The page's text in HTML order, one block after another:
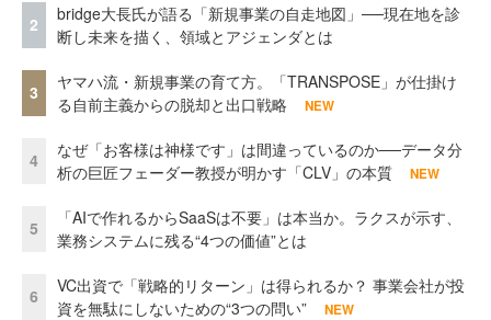
2
bridge大長氏が語る「新規事業の自走地図」──現在地を診
断し未来を描く、領域とアジェンダとは
3
ヤマハ流・新規事業の育て方。「TRANSPOSE」が仕掛け
る自前主義からの脱却と出口戦略
NEW
4
なぜ「お客様は神様です」は間違っているのか──データ分
析の巨匠フェーダー教授が明かす「CLV」の本質
NEW
5
「AIで作れるからSaaSは不要」は本当か。ラクスが示す、
業務システムに残る“4つの価値”とは
6
VC出資で「戦略的リターン」は得られるか？ 事業会社が投
資を無駄にしないための“3つの問い”
NEW